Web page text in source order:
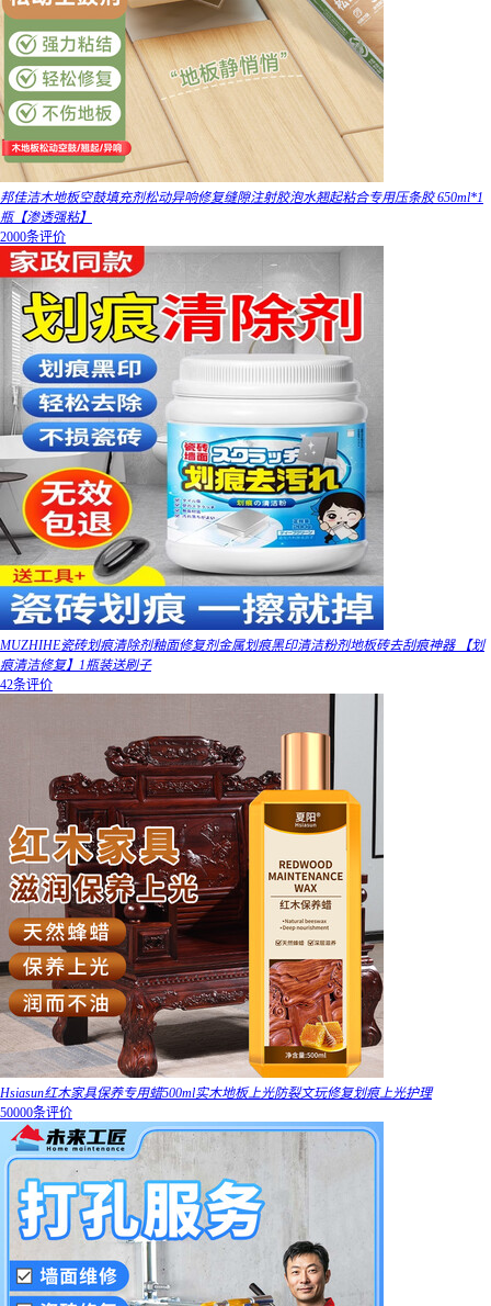
邦佳洁木地板空鼓填充剂松动异响修复缝隙注射胶泡水翘起粘合专用压条胶 650ml*1
瓶【渗透强粘】
2000条评价
MUZHIHE瓷砖划痕清除剂釉面修复剂金属划痕黑印清洁粉剂地板砖去刮痕神器 【划
痕清洁修复】1瓶装送刷子
42条评价
Hsiasun红木家具保养专用蜡500ml实木地板上光防裂文玩修复划痕上光护理
50000条评价